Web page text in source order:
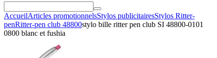
AccueilArticles promotionnelsStylos publicitairesStylos Ritter-
penRitter-pen club 48800stylo bille ritter pen club SI 48800-0101
0800 blanc et fushia